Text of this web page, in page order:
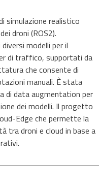
simulazione realistico
droni (ROS2).
modelli per il
di traffico, supportati da
che consente di
manuali. È stata
di data augmentation per
dei modelli. Il progetto
Edge che permette la
tra droni e cloud in base a